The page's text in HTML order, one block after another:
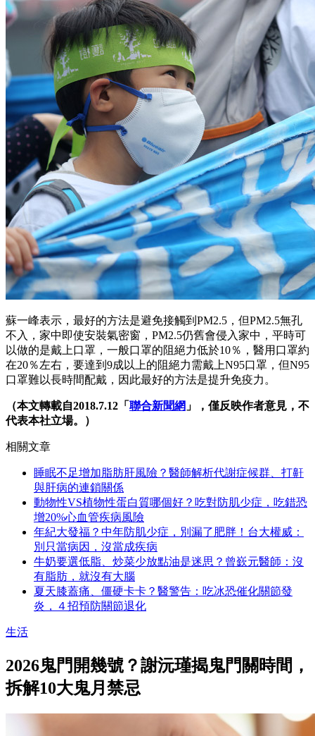
蘇一峰表示，最好的方法是避免接觸到PM2.5，但PM2.5無孔
不入，家中即使安裝氣密窗，PM2.5仍舊會侵入家中，平時可
以做的是戴上口罩，一般口罩的阻絕力低於10％，醫用口罩約
在20％左右，要達到9成以上的阻絕力需戴上N95口罩，但N95
口罩難以長時間配戴，因此最好的方法是提升免疫力。
（本文轉載自2018.7.12「 聯合新聞網 」，僅反映作者意見，不
代表本社立場。）
相關文章
睡眠不足增加脂肪肝風險？醫師解析代謝症候群、打鼾
與肝病的連鎖關係
動物性VS植物性蛋白質哪個好？吃對防肌少症，吃錯恐
增20%心血管疾病風險
年紀大發福？中年防肌少症，別漏了肥胖！台大權威：
別只當病因，沒當成疾病
牛奶要選低脂、炒菜少放點油是迷思？曾嶔元醫師：沒
有脂肪，就沒有大腦
夏天膝蓋痛、僵硬卡卡？醫警告：吃冰恐催化關節發
炎，４招預防關節退化
生活
2026鬼門開幾號？謝沅瑾揭鬼門關時間，
拆解10大鬼月禁忌